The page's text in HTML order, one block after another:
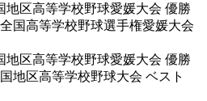
区高等学校野球愛媛大会 優勝
国高等学校野球選手権愛媛大会
区高等学校野球愛媛大会 優勝
地区高等学校野球大会 ベスト